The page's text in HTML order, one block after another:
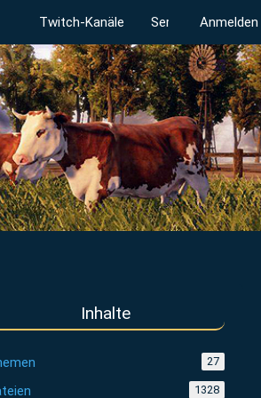
Twitch-Kanäle ServerstatusAnmelden
Inhalte
27
1328